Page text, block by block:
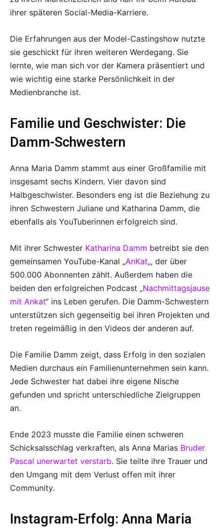
ihrer späteren Social-Media-Karriere.
Die Erfahrungen aus der Model-Castingshow nutzte
sie geschickt für ihren weiteren Werdegang. Sie
lernte, wie man sich vor der Kamera präsentiert und
wie wichtig eine starke Persönlichkeit in der
Medienbranche ist.
Familie und Geschwister: Die
Damm-Schwestern
Anna Maria Damm stammt aus einer Großfamilie mit
insgesamt sechs Kindern. Vier davon sind
Halbgeschwister. Besonders eng ist die Beziehung zu
ihren Schwestern Juliane und Katharina Damm, die
ebenfalls als YouTuberinnen erfolgreich sind.
Mit ihrer Schwester Katharina Damm betreibt sie den
gemeinsamen YouTube-Kanal „AnKat„, der über
500.000 Abonnenten zählt. Außerdem haben die
beiden den erfolgreichen Podcast „Nachmittagsjause
mit Ankat“ ins Leben gerufen. Die Damm-Schwestern
unterstützen sich gegenseitig bei ihren Projekten und
treten regelmäßig in den Videos der anderen auf.
Die Familie Damm zeigt, dass Erfolg in den sozialen
Medien durchaus ein Familienunternehmen sein kann.
Jede Schwester hat dabei ihre eigene Nische
gefunden und spricht unterschiedliche Zielgruppen
an.
Ende 2023 musste die Familie einen schweren
Schicksalsschlag verkraften, als Anna Marias Bruder
Pascal unerwartet verstarb. Sie teilte ihre Trauer und
den Umgang mit dem Verlust offen mit ihrer
Community.
Instagram-Erfolg: Anna Maria